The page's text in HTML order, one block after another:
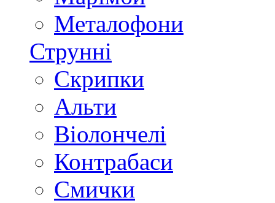
Металофони
Струнні
Скрипки
Альти
Віолончелі
Контрабаси
Смички